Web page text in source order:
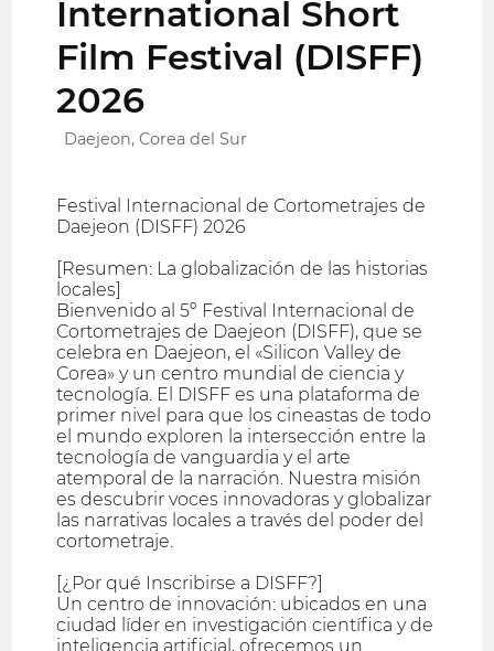
International Short
Film Festival (DISFF)
2026
Daejeon, Corea del Sur
Festival Internacional de Cortometrajes de
Daejeon (DISFF) 2026
[Resumen: La globalización de las historias
locales]
Bienvenido al 5º Festival Internacional de
Cortometrajes de Daejeon (DISFF), que se
celebra en Daejeon, el «Silicon Valley de
Corea» y un centro mundial de ciencia y
tecnología. El DISFF es una plataforma de
primer nivel para que los cineastas de todo
el mundo exploren la intersección entre la
tecnología de vanguardia y el arte
atemporal de la narración. Nuestra misión
es descubrir voces innovadoras y globalizar
las narrativas locales a través del poder del
cortometraje.
[¿Por qué Inscribirse a DISFF?]
Un centro de innovación: ubicados en una
ciudad líder en investigación científica y de
inteligencia artificial, ofrecemos un